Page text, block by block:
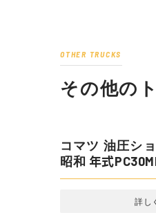
その他の